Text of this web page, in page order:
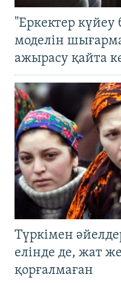
"Еркектер
моделін
ажырасу қайта
Түркімен
елінде де, жат
қорғалмаған